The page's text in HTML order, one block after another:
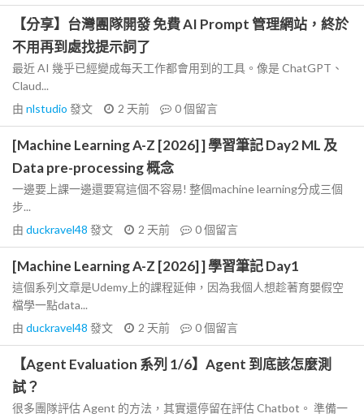
【分享】台灣團隊開發 免費 AI Prompt 管理網站，終於
不用再到處找提示詞了
最近 AI 幾乎已經變成每天工作都會用到的工具。像是 ChatGPT、
Claud...
由 nlstudio 發文 2 天前 0個留言
[Machine Learning A-Z [2026] ] 學習筆記 Day2 ML 及
Data pre-processing 概念
一邊要上課一邊還要寫這個不容易! 整個machine learning分成三個
步...
由 duckravel48 發文 2 天前 0個留言
[Machine Learning A-Z [2026] ] 學習筆記 Day1
這個系列文章是Udemy上的課程延伸，因為我個人想趁著育嬰假空
檔學一點data...
由 duckravel48 發文 2 天前 0個留言
【Agent Evaluation 系列 1/6】Agent 到底該怎麼測
試？
很多團隊評估 Agent 的方法，其實還停留在評估 Chatbot。 準備一